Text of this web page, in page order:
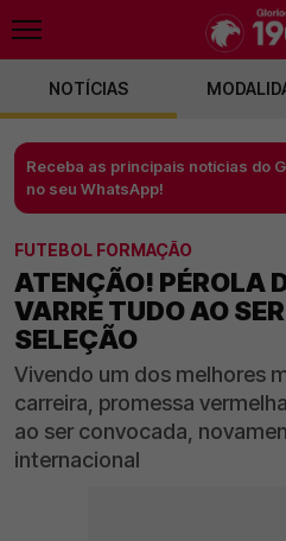
NOTÍCIAS
Receba as principais notícias do
no seu WhatsApp!
FUTEBOL FORMAÇÃO
ATENÇÃO! PÉROLA
VARRE TUDO AO
SELEÇÃO
Vivendo um dos melhores
carreira, promessa
ao ser convocada,
internacional